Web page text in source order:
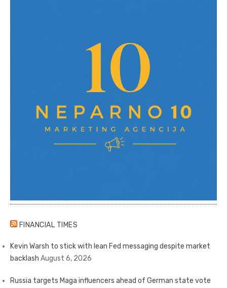
FINANCIAL TIMES
Kevin Warsh to stick with lean Fed messaging despite market
backlash August 6, 2026
Russia targets Maga influencers ahead of German state vote